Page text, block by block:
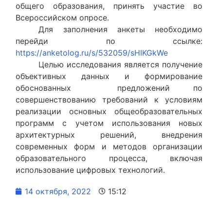
общего образования, принять участие во
Всероссийском опросе.
Для заполнения анкеты необходимо
перейди по ссылке:
https://anketolog.ru/s/532059/sHIKGkWe
Целью исследования является получение
объективных данных и формирование
обоснованных предложений по
совершенствованию требований к условиям
реализации основных общеобразовательных
программ с учетом использования новых
архитектурных решений, внедрения
современных форм и методов организации
образовательного процесса, включая
использование цифровых технологий.
14 октября, 2022 15:12